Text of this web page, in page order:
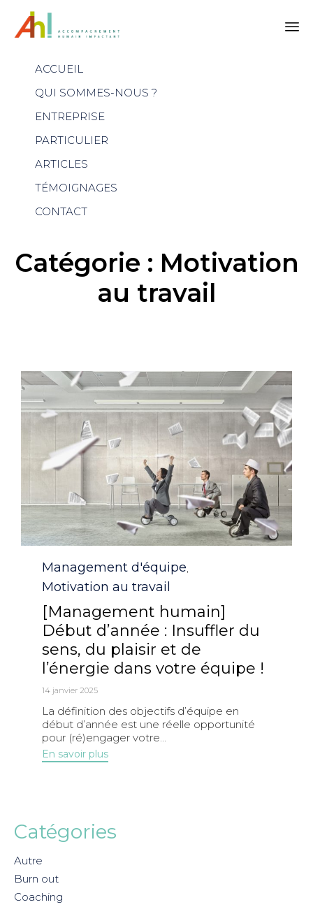
ACCUEIL
QUI SOMMES-NOUS ?
ENTREPRISE
PARTICULIER
ARTICLES
TÉMOIGNAGES
CONTACT
Catégorie : Motivation
au travail
Category
Management d'équipe
Motivation au travail
[Management humain]
Début d’année : Insuffler du
sens, du plaisir et de
l’énergie dans votre équipe !
14 janvier 2025
La définition des objectifs d’équipe en
début d’année est une réelle opportunité
pour (ré)engager votre...
En savoir plus
Catégories
Autre
Burn out
Coaching